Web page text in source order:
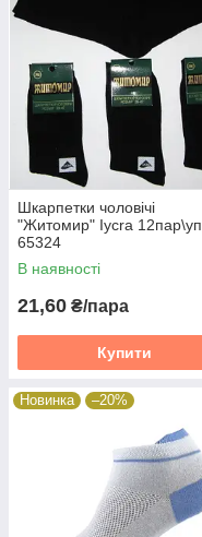
Шкарпетки чоловічі
"Житомир" Iycra 12пар\уп.
65324
В наявності
21,60 ₴/пара
Купити
Новинка –20%